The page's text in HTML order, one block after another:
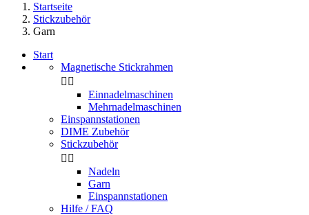
Startseite
Stickzubehör
Garn
Start
Magnetische Stickrahmen
 
Einnadelmaschinen
Mehrnadelmaschinen
Einspannstationen
DIME Zubehör
Stickzubehör
 
Nadeln
Garn
Einspannstationen
Hilfe / FAQ